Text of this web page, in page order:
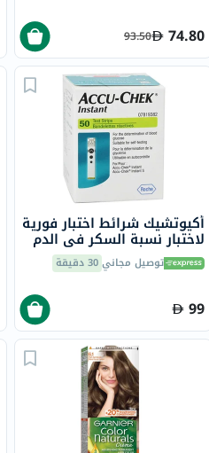
74.80
93.50
أكيوتشيك شرائط اختبار فورية
لاختبار نسبة السكر في الدم
لمرضى السكري من 50
توصيل مجاني30 دقيقة
99